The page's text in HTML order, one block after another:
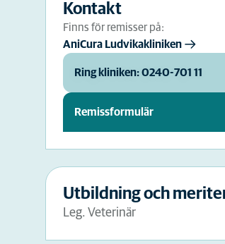
Kontakt
Finns för remisser på:
AniCura Ludvikakliniken
Ring kliniken: 0240-701 11
Remissformulär
Utbildning och
Leg. Veterinär